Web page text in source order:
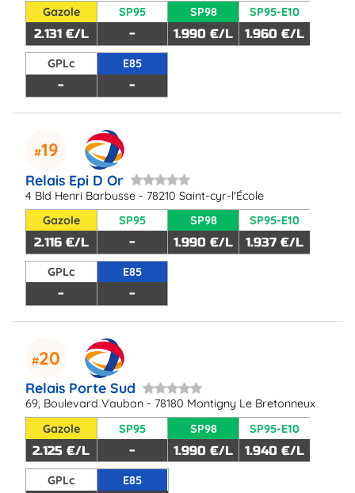
Gazole
2.131 €/L
SP95
-
SP98
1.990 €/L
SP95-E10
1.960 €/L
GPLc
-
E85
-
19
Relais Epi D Or
4 Bld Henri Barbusse - 78210 Saint-cyr-l'École
Gazole
2.116 €/L
SP95
-
SP98
1.990 €/L
SP95-E10
1.937 €/L
GPLc
-
E85
-
20
Relais Porte Sud
69, Boulevard Vauban - 78180 Montigny Le Bretonneux
Gazole
2.125 €/L
SP95
-
SP98
1.990 €/L
SP95-E10
1.940 €/L
GPLc E85